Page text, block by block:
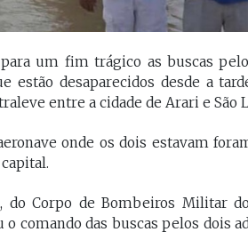
um fim trágico as buscas
estão desaparecidos desde a
entre a cidade de Arari e São
onde os dois estavam
do Corpo de Bombeiros Militar
comando das buscas pelos dois
diretor da Escola Superior
da Magistratura do
biênio 2017/2018 e de
corregedor-geral da
do Maranhão no biênio
2020/2022. Foi presidente
Maranhão para o Biênio